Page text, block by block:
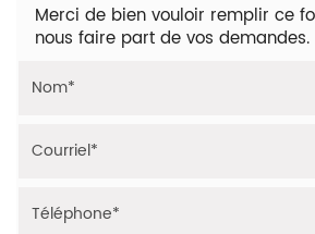
Merci de bien vouloir remplir ce
nous faire part de vos demandes.